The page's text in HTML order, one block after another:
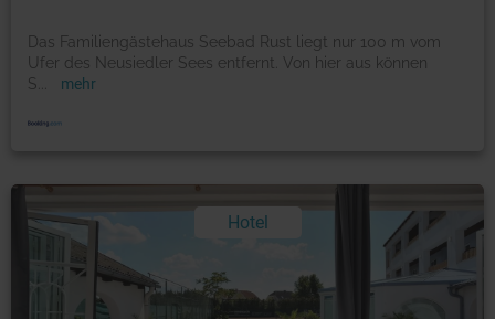
Das Familiengästehaus Seebad Rust liegt nur 100 m vom
Ufer des Neusiedler Sees entfernt. Von hier aus können
S
mehr
Hotel